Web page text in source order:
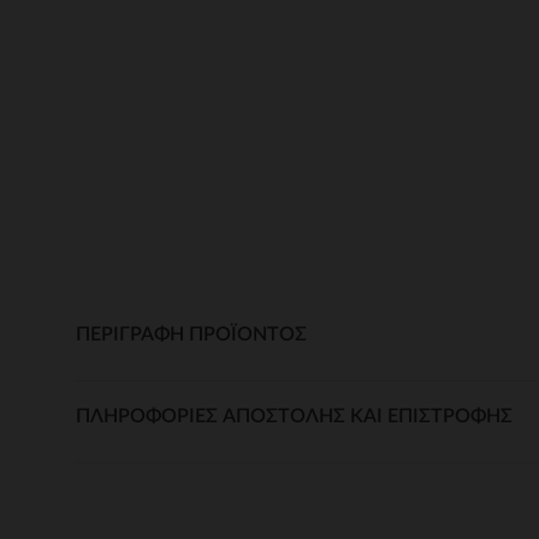
ΠΕΡΙΓΡΑΦΉ ΠΡΟΪΌΝΤΟΣ
ΠΛΗΡΟΦΟΡΊΕΣ ΑΠΟΣΤΟΛΉΣ ΚΑΙ ΕΠΙΣΤΡΟΦΉΣ